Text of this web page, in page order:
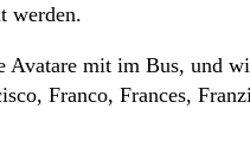
werden.
mit im Bus, und
Franco, Frances,